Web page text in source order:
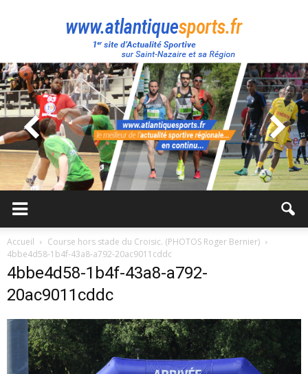
Atlantique
Sport
Accueil
Course hors stade du Croisic. (PHOTOS Roger Bernier)
4bbe4d58-1b4f-43a8-a792-20ac9011cddc
4bbe4d58-1b4f-43a8-a792-
20ac9011cddc